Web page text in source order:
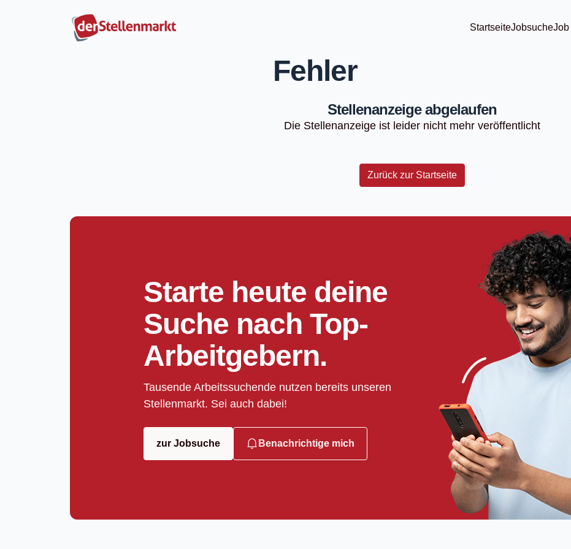
StartseiteJobsucheJob
Fehler
Stellenanzeige abgelaufen
Die Stellenanzeige ist leider nicht mehr veröffentlicht
Zurück zur Startseite
Starte heute deine
Suche nach Top-
Arbeitgebern.
Tausende Arbeitssuchende nutzen bereits unseren
Stellenmarkt. Sei auch dabei!
zur Jobsuche Benachrichtige mich